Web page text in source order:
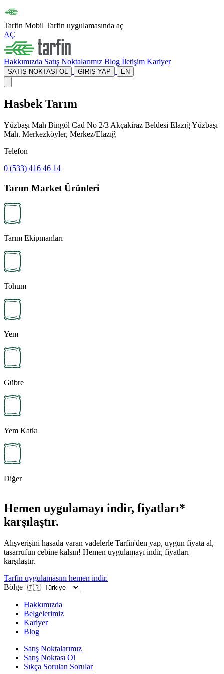
Tarfin Mobil Tarfin uygulamasında aç
AÇ
Hakkımızda Satış Noktalarımız Blog İletişim Kariyer
SATIŞ NOKTASI OL GİRİŞ YAP EN
Hasbek Tarım
Yüzbaşı Mah Bingöl Cad No 2/3 Akçakiraz Beldesi Elazığ Yüzbaşı
Mah. Merkezköyler, Merkez/Elazığ
Telefon
0 (533) 416 46 14
Tarım Market Ürünleri
Tarım Ekipmanları
Tohum
Yem
Gübre
Yem Katkı
Diğer
Hemen uygulamayı indir, fiyatları*
karşılaştır.
Alışverişini hasada varan vadelerle Tarfin'den yap, uygun fiyata al,
tasarrufun cebine kalsın! Hemen uygulamayı indir, fiyatları
karşılaştır.
Tarfin uygulamasını hemen indir.
Bölge
Hakkımızda
Belgelerimiz
Kariyer
Blog
Satış Noktalarımız
Satış Noktası Ol
Sıkça Sorulan Sorular